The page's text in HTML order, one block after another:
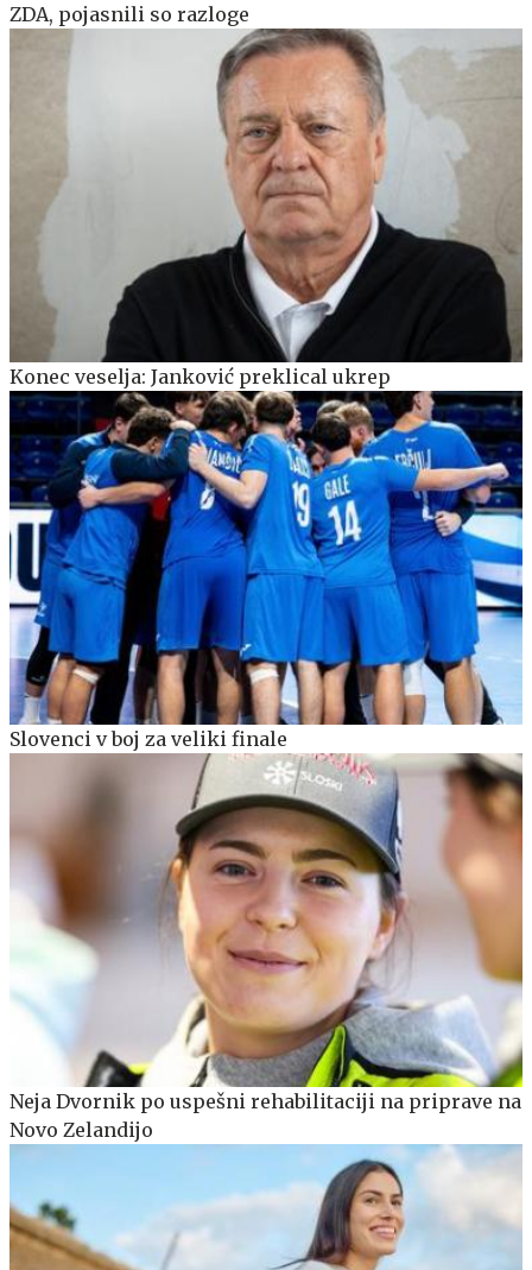
ZDA, pojasnili so razloge
Konec veselja: Janković preklical ukrep
Slovenci v boj za veliki finale
Neja Dvornik po uspešni rehabilitaciji na priprave na
Novo Zelandijo